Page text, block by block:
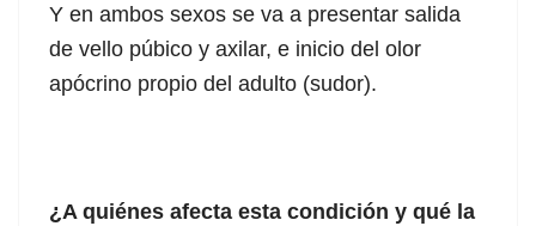
Y en ambos sexos se va a presentar salida
de vello púbico y axilar, e inicio del olor
apócrino propio del adulto (sudor).
¿A quiénes afecta esta condición y qué la